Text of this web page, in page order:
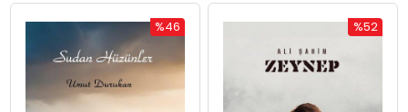
%46
Rabatt
%46Rabatt
%52